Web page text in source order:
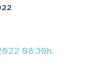
08:30h.